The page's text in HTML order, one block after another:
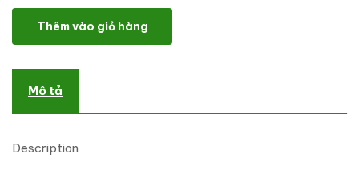
Cityride - Online Taxi Service WordPress Theme số lượng
Thêm vào giỏ hàng
Mô tả
Description